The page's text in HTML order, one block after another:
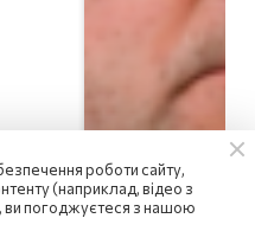
роботи сайту,
(наприклад, відео з
погоджуєтеся з нашою